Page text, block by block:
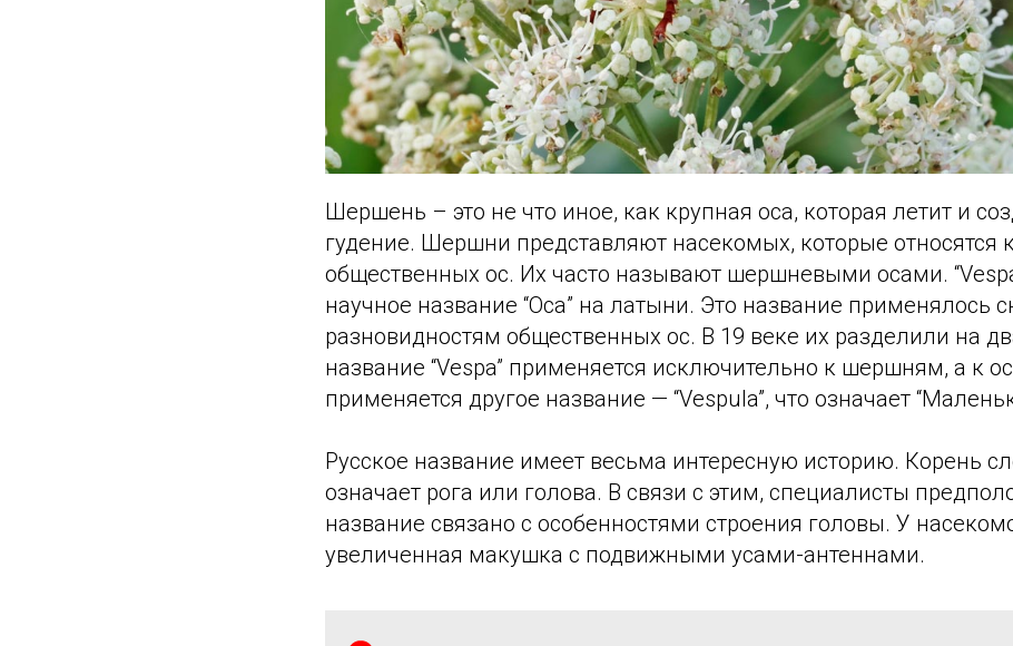
Шершень – это не что иное, как крупная оса, которая летит и
гудение. Шершни представляют насекомых, которые относятся
общественных ос. Их часто называют шершневыми осами.
научное название “Оса” на латыни. Это название применялось
разновидностям общественных ос. В 19 веке их разделили на
название “Vespa” применяется исключительно к шершням, а к
применяется другое название — “Vespula”, что означает
Русское название имеет весьма интересную историю. Корень
означает рога или голова. В связи с этим, специалисты
название связано с особенностями строения головы. У
увеличенная макушка с подвижными усами-антеннами.